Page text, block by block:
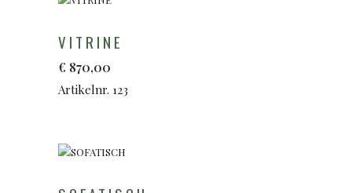
VITRINE
€ 870,00
Artikelnr. 123